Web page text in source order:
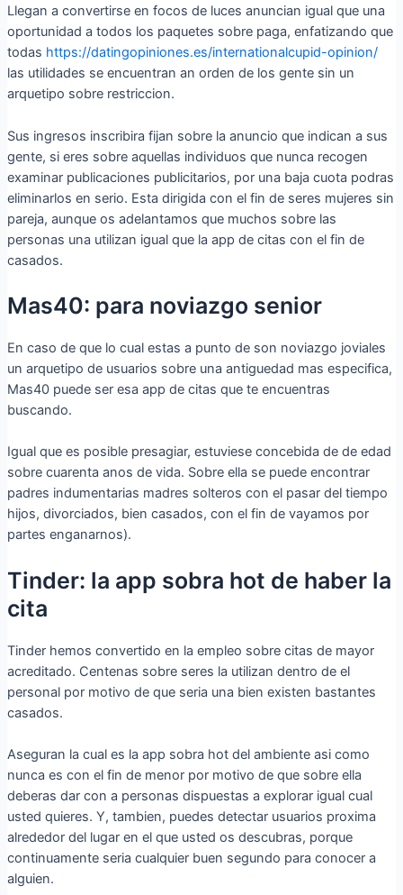
Llegan a convertirse en focos de luces anuncian igual que una
oportunidad a todos los paquetes sobre paga, enfatizando que
todas https://datingopiniones.es/internationalcupid-opinion/
las utilidades se encuentran an orden de los gente sin un
arquetipo sobre restriccion.
Sus ingresos inscribira fijan sobre la anuncio que indican a sus
gente, si eres sobre aquellas individuos que nunca recogen
examinar publicaciones publicitarios, por una baja cuota podras
eliminarlos en serio. Esta dirigida con el fin de seres mujeres sin
pareja, aunque os adelantamos que muchos sobre las
personas una utilizan igual que la app de citas con el fin de
casados.
Mas40: para noviazgo senior
En caso de que lo cual estas a punto de son noviazgo joviales
un arquetipo de usuarios sobre una antiguedad mas especifica,
Mas40 puede ser esa app de citas que te encuentras
buscando.
Igual que es posible presagiar, estuviese concebida de de edad
sobre cuarenta anos de vida. Sobre ella se puede encontrar
padres indumentarias madres solteros con el pasar del tiempo
hijos, divorciados, bien casados, con el fin de vayamos por
partes enganarnos).
Tinder: la app sobra hot de haber la
cita
Tinder hemos convertido en la empleo sobre citas de mayor
acreditado. Centenas sobre seres la utilizan dentro de el
personal por motivo de que seri­a una bien existen bastantes
casados.
Aseguran la cual es la app sobra hot del ambiente asi­ como
nunca es con el fin de menor por motivo de que sobre ella
deberas dar con a personas dispuestas a explorar igual cual
usted quieres. Y, tambien, puedes detectar usuarios proxima
alrededor del lugar en el que usted os descubras, porque
continuamente seri­a cualquier buen segundo para conocer a
alguien.